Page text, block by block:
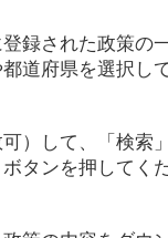
録された政策の
道府県を選択し
）して、「検索
タンを押してくだ